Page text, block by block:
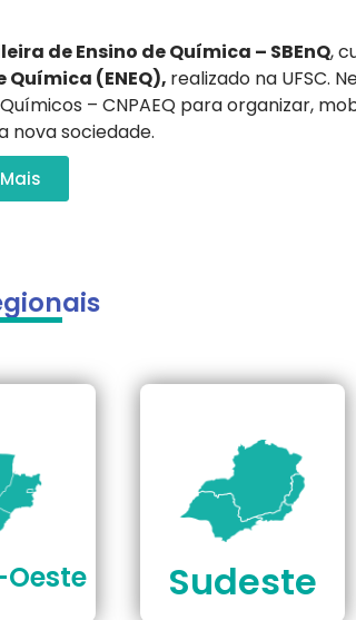
de Ensino de Química – SBEnQ,
Química (ENEQ), realizado na UFSC.
– CNPAEQ para organizar,
nova sociedade.
Sudeste